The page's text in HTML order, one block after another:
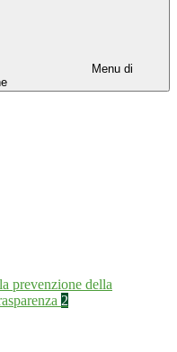
Menu di
prevenzione della
2